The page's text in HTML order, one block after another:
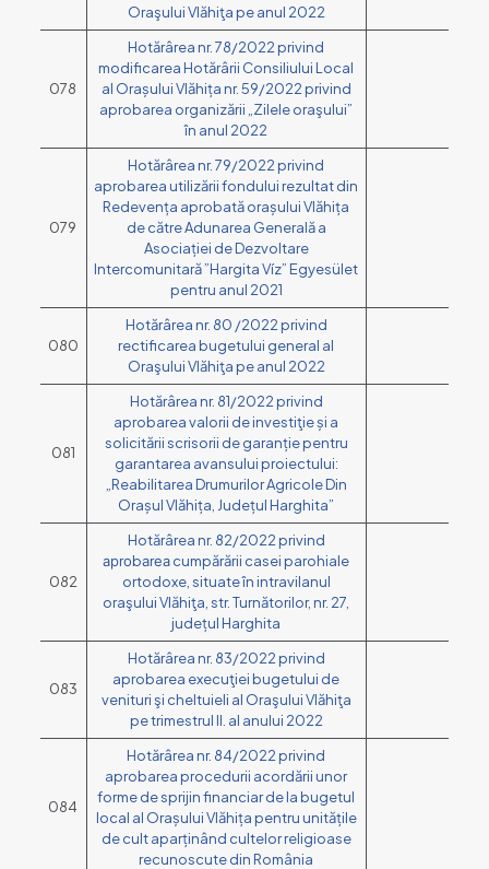
Oraşului Vlăhiţa pe anul 2022
078
Hotărârea nr. 78/2022 privind
modificarea Hotărârii Consiliului Local
al Orașului Vlăhița nr. 59/2022 privind
aprobarea organizării „Zilele oraşului”
în anul 2022
079
Hotărârea nr. 79/2022 privind
aprobarea utilizării fondului rezultat din
Redevența aprobată orașului Vlăhița
de către Adunarea Generală a
Asociației de Dezvoltare
Intercomunitară ”Hargita Víz” Egyesület
pentru anul 2021
080
Hotărârea nr. 80 /2022 privind
rectificarea bugetului general al
Oraşului Vlăhiţa pe anul 2022
081
Hotărârea nr. 81/2022 privind
aprobarea valorii de investiţie și a
solicitării scrisorii de garanție pentru
garantarea avansului proiectului:
„Reabilitarea Drumurilor Agricole Din
Orașul Vlăhița, Județul Harghita”
082
Hotărârea nr. 82/2022 privind
арrоbаrеа cumpărării casei parohiale
ortodoxe, situate în intravilanul
oraşului Vlăhiţa, str. Turnătorilor, nr. 27,
județul Harghita
083
Hotărârea nr. 83/2022 privind
aprobarea execuţiei bugetului de
venituri şi cheltuieli al Oraşului Vlăhiţa
pe trimestrul II. al anului 2022
084
Hotărârea nr. 84/2022 privind
aprobarea procedurii acordării unor
forme de sprijin financiar de la bugetul
local al Orașului Vlăhița pentru unitățile
de cult aparținând cultelor religioase
recunoscute din România